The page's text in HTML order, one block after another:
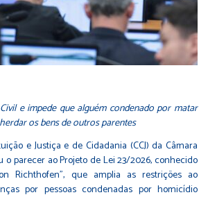
e impede que alguém condenado por matar
os bens de outros parentes
e Justiça e de Cidadania (CCJ) da Câmara
o parecer ao Projeto de Lei 23/2026, conhecido
Richthofen”, que amplia as restrições ao
por pessoas condenadas por homicídio